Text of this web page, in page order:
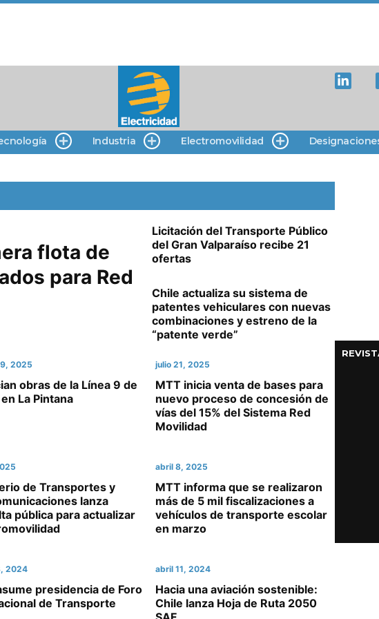
Industria Electromovilidad
flota de
para Red
Licitación del Transporte Público
del Gran Valparaíso recibe 21
ofertas
Chile actualiza su sistema de
patentes vehiculares con nuevas
combinaciones y estreno de la
“patente verde”
2025
obras de la Línea 9 de
La Pintana
julio 21, 2025
MTT inicia venta de bases para
nuevo proceso de concesión de
vías del 15% del Sistema Red
Movilidad
de Transportes y
lanza
pública para actualizar
abril 8, 2025
MTT informa que se realizaron
más de 5 mil fiscalizaciones a
vehículos de transporte escolar
en marzo
2024
presidencia de Foro
de Transporte
abril 11, 2024
Hacia una aviación sostenible:
Chile lanza Hoja de Ruta 2050